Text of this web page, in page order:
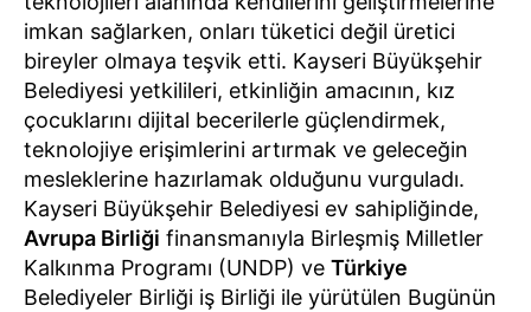
imkan sağlarken, onları tüketici değil üretici
bireyler olmaya teşvik etti. Kayseri Büyükşehir
Belediyesi yetkilileri, etkinliğin amacının, kız
çocuklarını dijital becerilerle güçlendirmek,
teknolojiye erişimlerini artırmak ve geleceğin
mesleklerine hazırlamak olduğunu vurguladı.
Kayseri Büyükşehir Belediyesi ev sahipliğinde,
Avrupa Birliği finansmanıyla Birleşmiş Milletler
Kalkınma Programı (UNDP) ve Türkiye
Belediyeler Birliği iş Birliği ile yürütülen Bugünün